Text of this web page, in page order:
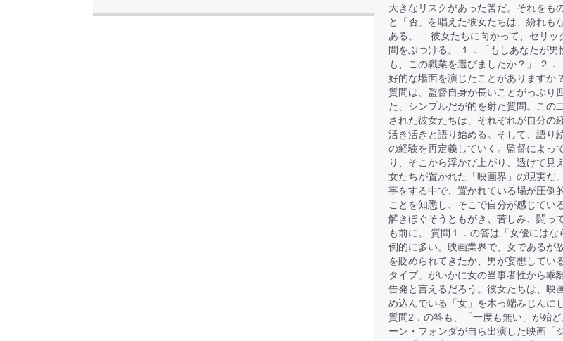
大きなリスクがあった筈だ。それをも
と「否」を唱えた彼女たちは、紛れも
ある。 彼女たちに向かって、セリッ
問をぶつける。 １．「もしあなたが男
も、この職業を選びましたか？」 ２．
好的な場面を演じたことがあります
質問は、監督自身が長いことがっぷり
た、シンプルだが的を射た質問。この
された彼女たちは、それぞれが自分の
活き活きと語り始める。そして、語り
の経験を再定義していく。監督によっ
り、そこから浮かび上がり、透けて見
女たちが置かれた「映画界」の現実
事をする中で、置かれている場が圧倒
ことを知悉し、そこで自分が感じてい
解きほぐそうともがき、苦しみ、闘っ
も前に。 質問１．の答は「女優にはな
倒的に多い。映画業界で、女であるが
を貶められてきたか、男が妄想してい
タイプ」がいかに女の当事者性から乖
告発と言えるだろう。彼女たちは、映
め込んでいる「女」を木っ端みじんに
質問2．の答も、「一度も無い」が殆
ーン・フォンダが自ら出演した映画「